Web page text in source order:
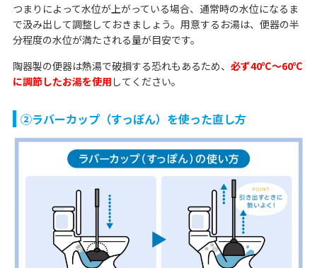
つまりによって水位が上がっている場合、通常時の水位になるま
で汲み出して調整しておきましょう。用意するお湯は、便器の半
分程度の水位が満たされる量が目安です。
陶器製の便器は熱湯で破損する恐れもあるため、 必ず40℃～60℃
に調節したお湯を使用 してください。
②ラバーカップ（すっぽん）を使った直し方